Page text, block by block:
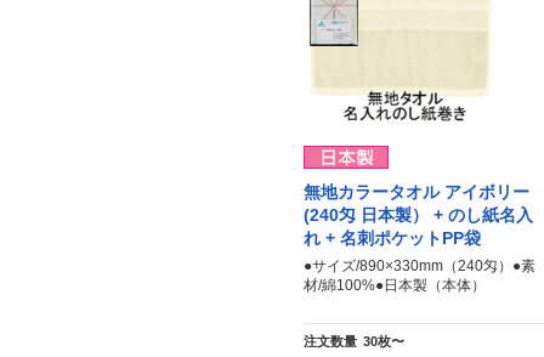
無地カラータオル アイボリー
(240匁 日本製） + のし紙名入
れ + 名刺ポケットPP袋
●サイズ/890×330mm（240匁）●素
材/綿100%●日本製（本体）
注文数量 30枚〜